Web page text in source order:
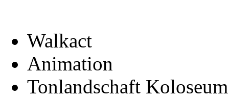
Walkact
Animation
Tonlandschaft Koloseum